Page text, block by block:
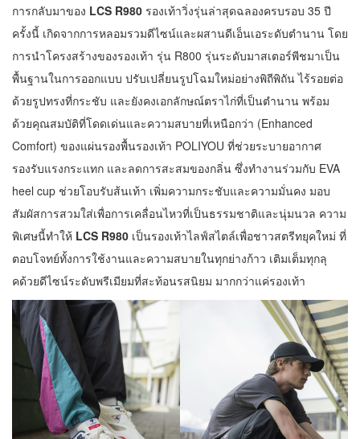
การกลับมาของ LCS R980 รองเท้าวิ่งรุ่นล่าสุดฉลองครบรอบ 35 ปี
ครั้งนี้ เกิดจากการหลอมรวมดีไซน์และผสานดีเอ็นเอระดับตำนาน โดย
การนำโครงสร้างของรองเท้า รุ่น R800 รุ่นระดับมาสเตอร์พีชมาเป็น
พื้นฐานในการออกแบบ ปรับเปลี่ยนรูปโฉมใหม่อย่างพิถีพิถัน ไร้รอยต่อ
ด้วยรูปทรงที่กระชับ และยังคงเอกลักษณ์ตราไก่ที่เป็นตำนาน พร้อม
ด้วยคุณสมบัติที่โดดเด่นและความสบายที่เหนือกว่า (Enhanced
Comfort) ของแผ่นรองพื้นรองเท้า POLIYOU ที่ช่วยระบายอากาศ
รองรับแรงกระแทก และลดการสะสมของกลิ่น ซึ่งทำงานร่วมกับ EVA
heel cup ช่วยโอบรับส้นเท้า เพิ่มความกระชับและความมั่นคง มอบ
สัมผัสการสวมใส่เพื่อการเคลื่อนไหวที่เป็นธรรมชาติและนุ่มนวล ความ
พิเศษนี้ทำให้ LCS R980 เป็นรองเท้าไลฟ์สไตล์เพื่อชาวสตรีทยุคใหม่ ที่
ตอบโจทย์ทั้งการใช้งานและความสบายในทุกย่างก้าว เติมเต็มทุกลุ
คด้วยดีไซน์ระดับพรีเมียมที่สะท้อนรสนิยม มากกว่าแค่รองเท้า